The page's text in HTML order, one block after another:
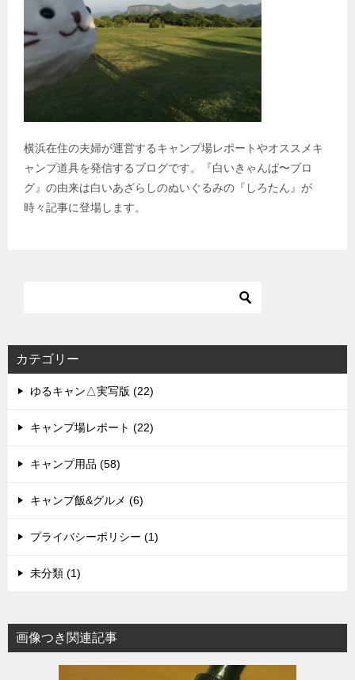
横浜在住の夫婦が運営するキャンプ場レポートやオススメキ
ャンプ道具を発信するブログです。『白いきゃんぱ〜ブロ
グ』の由来は白いあざらしのぬいぐるみの『しろたん』が
時々記事に登場します。
カテゴリー
ゆるキャン△実写版 (22)
キャンプ場レポート (22)
キャンプ用品 (58)
キャンプ飯&グルメ (6)
プライバシーポリシー (1)
未分類 (1)
画像つき関連記事